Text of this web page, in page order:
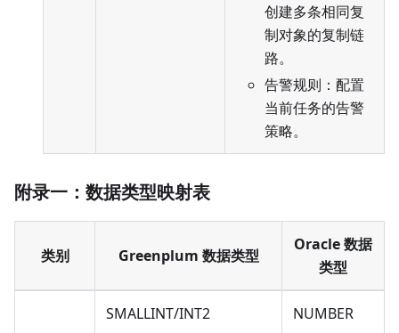
创建多条相同复
制对象的复制链
路。
告警规则：配置
当前任务的告警
策略。
附录一：数据类型映射表
类别 Greenplum 数据类型
Oracle 数据
类型
SMALLINT/INT2 NUMBER